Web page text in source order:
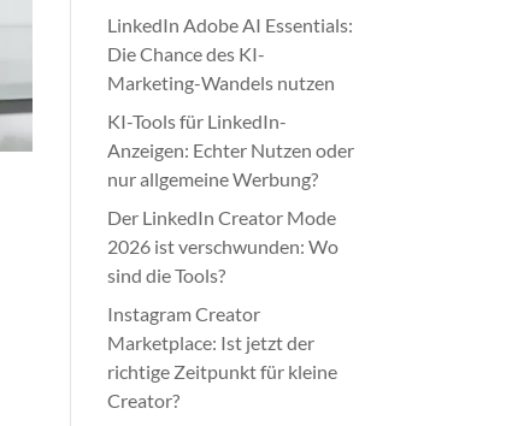
LinkedIn Adobe AI Essentials:
Die Chance des KI-
Marketing-Wandels nutzen
KI-Tools für LinkedIn-
Anzeigen: Echter Nutzen oder
nur allgemeine Werbung?
Der LinkedIn Creator Mode
2026 ist verschwunden: Wo
sind die Tools?
Instagram Creator
Marketplace: Ist jetzt der
richtige Zeitpunkt für kleine
Creator?